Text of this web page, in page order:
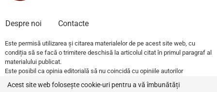
Despre noi Contacte
Este permisă utilizarea și citarea materialelor de pe acest site web, cu
condiția să se facă o trimitere deschisă la articolul citat în primul paragraf al
materialului publicat.
Este posibil ca opinia editorială să nu coincidă cu opiniile autorilor
publicațiilor.
Acest site web folosește cookie-uri pentru a vă îmbunătăți